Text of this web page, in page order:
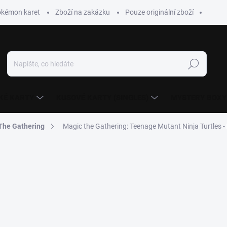
karet Zboží na zakázku Pouze originální zboží
Hledat
Gathering Magic the Gathering: Teenage Mutant Ninja Turtles -